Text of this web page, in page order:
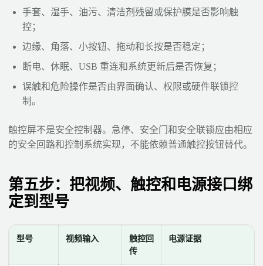
手套、湿手、油污、清洁剂残留或保护膜是否影响触
控；
边缘、角落、小按钮、拖动和长按是否稳定；
断电、休眠、USB 重连和系统更新后是否恢复；
误触和危险操作是否由界面确认、权限或硬件联锁控
制。
触控屏不是安全控制器。急停、安全门和安全联锁应由相应
的安全回路和控制系统实现，不能依赖普通触控按钮替代。
第五步：把视频、触控和电源接口绑
定到型号
型号 视频输入
触控回
传
电源证据